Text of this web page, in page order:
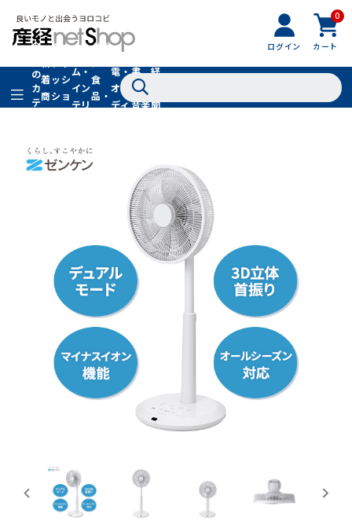
ログイン
0
カート
全
の
カ
テ
着
商
品
フ
ッ
シ
ョ
フ
ァ
シ
ョ
ン
ム・
イン
テリ
グル
食
品・
ドリ
家
電・
オー
ディ
書
籍・
音楽
経
聞